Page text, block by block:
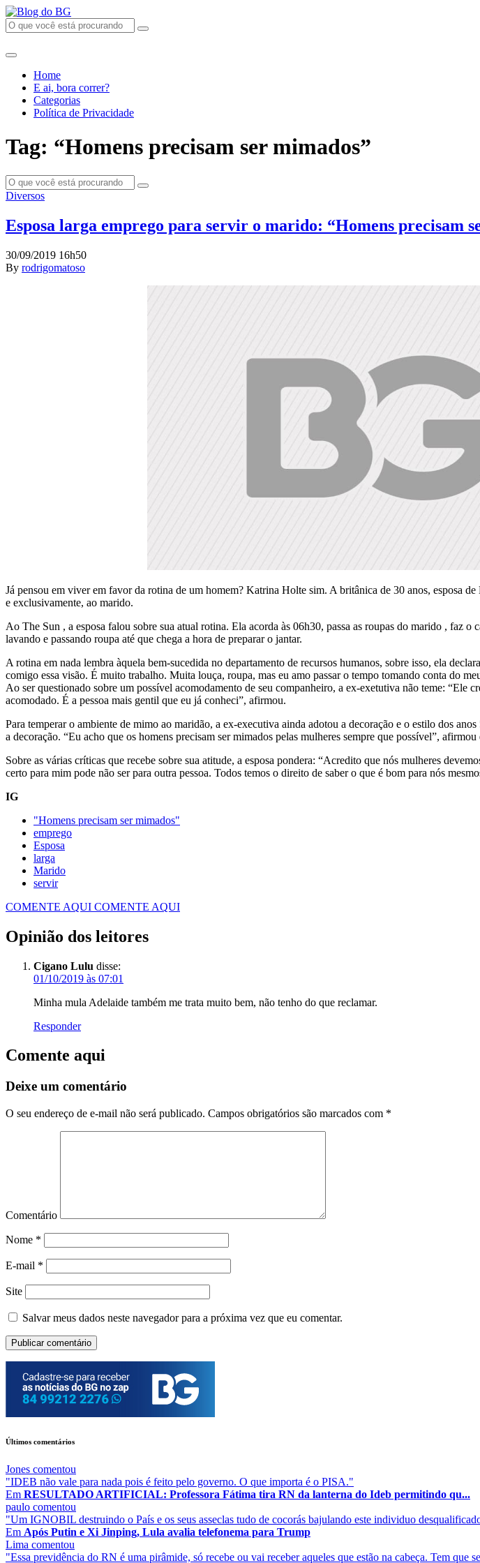
Home
E ai, bora correr?
Categorias
Política de Privacidade
Tag: “Homens precisam ser mimados”
Diversos
Esposa larga emprego para servir o marido: “Homens precisam
30/09/2019 16h50
By rodrigomatoso
Já pensou em viver em favor da rotina de um homem? Katrina Holte sim. A britânica de 30 anos, esposa
e exclusivamente, ao marido.
Ao The Sun , a esposa falou sobre sua atual rotina. Ela acorda às 06h30, passa as roupas do marido , faz
lavando e passando roupa até que chega a hora de preparar o jantar.
A rotina em nada lembra àquela bem-sucedida no departamento de recursos humanos, sobre isso, ela
comigo essa visão. É muito trabalho. Muita louça, roupa, mas eu amo passar o tempo tomando conta do
Ao ser questionado sobre um possível acomodamento de seu companheiro, a ex-exetutiva não teme: “Ele
acomodado. É a pessoa mais gentil que eu já conheci”, afirmou.
Para temperar o ambiente de mimo ao maridão, a ex-executiva ainda adotou a decoração e o estilo dos
a decoração. “Eu acho que os homens precisam ser mimados pelas mulheres sempre que possível”, afirmou
Sobre as várias críticas que recebe sobre sua atitude, a esposa pondera: “Acredito que nós mulheres
certo para mim pode não ser para outra pessoa. Todos temos o direito de saber o que é bom para nós
IG
"Homens precisam ser mimados"
emprego
Esposa
larga
Marido
servir
COMENTE AQUI COMENTE AQUI
Opinião dos leitores
Cigano Lulu disse:
01/10/2019 às 07:01
Minha mula Adelaide também me trata muito bem, não tenho do que reclamar.
Responder
Comente aqui
Deixe um comentário
O seu endereço de e-mail não será publicado. Campos obrigatórios são marcados com *
Comentário
Nome *
E-mail *
Site
Salvar meus dados neste navegador para a próxima vez que eu comentar.
Últimos comentários
Jones comentou
"IDEB não vale para nada pois é feito pelo governo. O que importa é o PISA."
Em RESULTADO ARTIFICIAL: Professora Fátima tira RN da lanterna do Ideb permitindo qu...
paulo comentou
"Um IGNOBIL destruindo o País e os seus asseclas tudo de cocorás bajulando este individuo
Em Após Putin e Xi Jinping, Lula avalia telefonema para Trump
Lima comentou
"Essa previdência do RN é uma pirâmide, só recebe ou vai receber aqueles que estão na cabeça. Tem que